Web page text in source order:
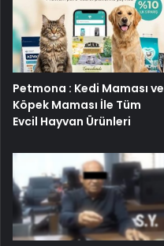
Petmona : Kedi Maması ve
Köpek Maması İle Tüm
Evcil Hayvan Ürünleri